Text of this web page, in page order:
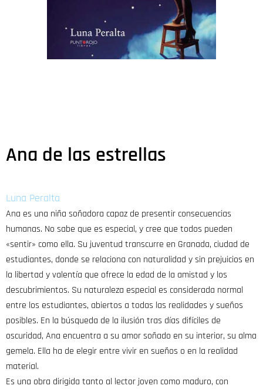
Ana de las estrellas
Luna Peralta
Ana es una niña soñadora capaz de presentir consecuencias
humanas. No sabe que es especial, y cree que todos pueden
«sentir» como ella. Su juventud transcurre en Granada, ciudad de
estudiantes, donde se relaciona con naturalidad y sin prejuicios en
la libertad y valentía que ofrece la edad de la amistad y los
descubrimientos. Su naturaleza especial es considerada normal
entre los estudiantes, abiertos a todas las realidades y sueños
posibles. En la búsqueda de la ilusión tras días difíciles de
oscuridad, Ana encuentra a su amor soñado en su interior, su alma
gemela. Ella ha de elegir entre vivir en sueños o en la realidad
material.
Es una obra dirigida tanto al lector joven como maduro, con